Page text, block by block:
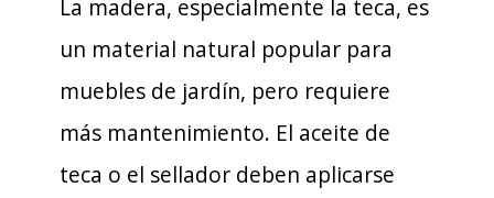
La madera, especialmente la teca, es
un material natural popular para
muebles de jardín, pero requiere
más mantenimiento. El aceite de
teca o el sellador deben aplicarse